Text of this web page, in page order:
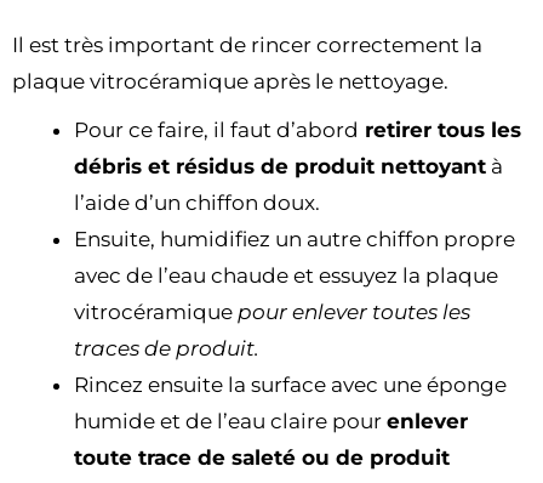
Il est très important de rincer correctement la
plaque vitrocéramique après le nettoyage.
Pour ce faire, il faut d’abord retirer tous les
débris et résidus de produit nettoyant à
l’aide d’un chiffon doux.
Ensuite, humidifiez un autre chiffon propre
avec de l’eau chaude et essuyez la plaque
vitrocéramique pour enlever toutes les
traces de produit.
Rincez ensuite la surface avec une éponge
humide et de l’eau claire pour enlever
toute trace de saleté ou de produit